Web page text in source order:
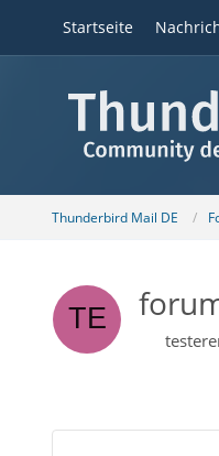
Startseite
Thunderbird Mail DE